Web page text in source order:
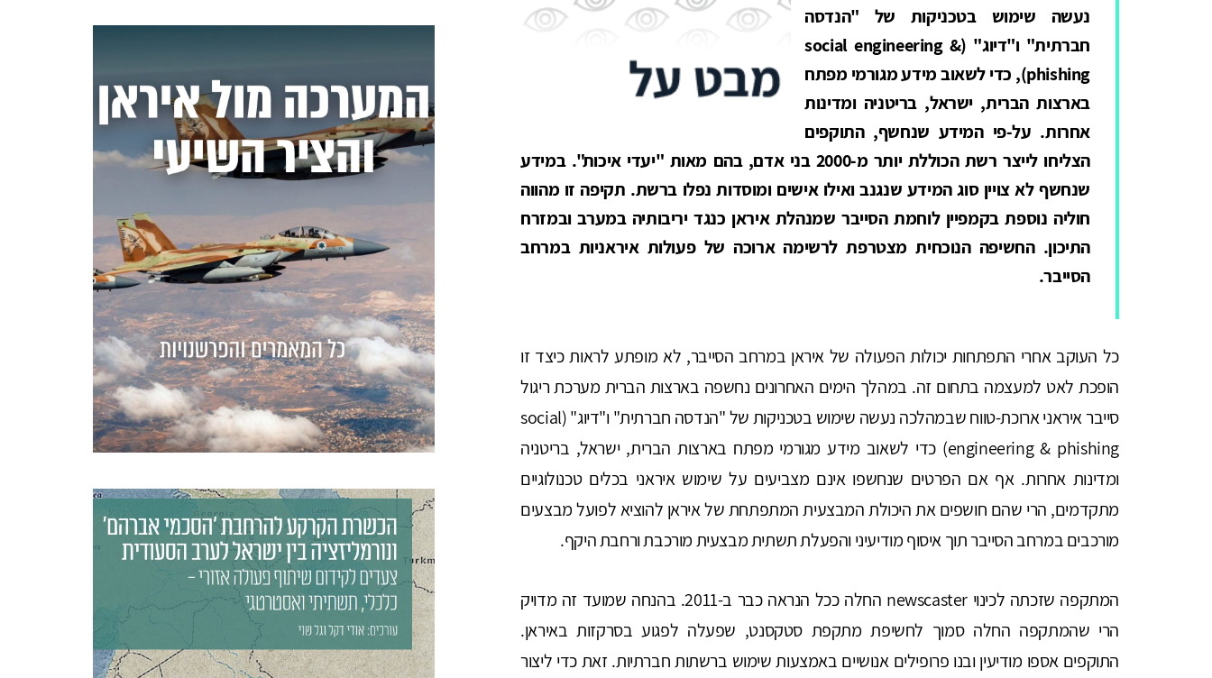
נעשה שימוש בטכניקות של "הנדסה
חברתית" ו"דיוג" (social engineering &
phishing), כדי לשאוב מידע מגורמי מפתח
בארצות הברית, ישראל, בריטניה ומדינות
אחרות. על-פי המידע שנחשף, התוקפים
הצליחו לייצר רשת הכוללת יותר מ-2000 בני אדם, בהם מאות "יעדי איכות". במידע
שנחשף לא צויין סוג המידע שנגנב ואילו אישים ומוסדות נפלו ברשת. תקיפה זו מהווה
חוליה נוספת בקמפיין לוחמת הסייבר שמנהלת איראן כנגד יריבותיה במערב ובמזרח
התיכון. החשיפה הנוכחית מצטרפת לרשימה ארוכה של פעולות איראניות במרחב
הסייבר.
כל העוקב אחרי התפתחות יכולות הפעולה של איראן במרחב הסייבר, לא מופתע לראות כיצד זו
הופכת לאט למעצמה בתחום זה. במהלך הימים האחרונים נחשפה בארצות הברית מערכת ריגול
סייבר איראני ארוכת-טווח שבמהלכה נעשה שימוש בטכניקות של "הנדסה חברתית" ו"דיוג" (social
engineering & phishing) כדי לשאוב מידע מגורמי מפתח בארצות הברית, ישראל, בריטניה
ומדינות אחרות. אף אם הפרטים שנחשפו אינם מצביעים על שימוש איראני בכלים טכנולוגיים
מתקדמים, הרי שהם חושפים את היכולת המבצעית המתפתחת של איראן להוציא לפועל מבצעים
מורכבים במרחב הסייבר תוך איסוף מודיעיני והפעלת תשתית מבצעית מורכבת ורחבת היקף.
המתקפה שזכתה לכינוי newscaster החלה ככל הנראה כבר ב-2011. בהנחה שמועד זה מדויק
הרי שהמתקפה החלה סמוך לחשיפת מתקפת סטקסנט, שפעלה לפגוע בסרקזות באיראן.
התוקפים אספו מודיעין ובנו פרופילים אנושיים באמצעות שימוש ברשתות חברתיות. זאת כדי ליצור